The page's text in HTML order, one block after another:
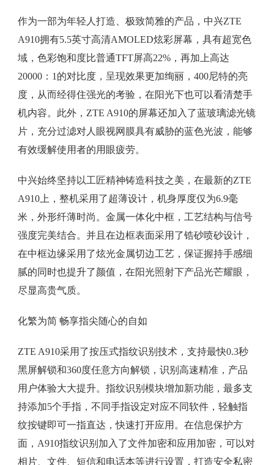
作为一部为年轻人打造、极致简雅的产品，中兴ZTE
A910拥有5.5英寸高清AMOLED炫彩屏幕，具有超宽色
域，色彩饱和度比普通TFT屏高22%，再加上高达
20000：1的对比度，呈现效果更加绚丽，400尼特的亮
度，从而经得住强光的考验，在阳光下也可以看清楚手
机内容。此外，ZTE A910的屏幕还加入了蓝玻璃滤光镜
片，充分过滤对人眼视网膜具有威胁的蓝色光波，能够
有效缓解使用者的用眼疲劳。
中兴始终坚持以工匠精神铸造科技之美，在最新的ZTE
A910上，整机采用了超薄设计，机身厚度仅为6.9毫
米，外形纤薄时尚。金属一体化中框，工艺结构与信号
强度完美结合。并且在边框表面采用了锆砂喷砂设计，
在中框边缘采用了炫光金属切边工艺，保证握持手感细
腻的同时也提升了颜值，在阳光照射下产品光芒耀眼，
尽显高贵气质。
化繁为简 畅享指尖随心的自如
ZTE A910采用了按压式指纹识别技术，支持最快0.3秒
黑屏解锁和360度任意方向解锁，识别高速精准，产品
用户体验大大提升。指纹识别模块增加新功能，最多支
持添加5个手指，不同手指设定对应不同软件，轻触指
纹按键即可一指直达，快速打开应用。在信息保护方
面，A910指纹识别加入了文件加密和应用加密，可以对
相片、文件、短信和电话本等进行设置，打造安全私密